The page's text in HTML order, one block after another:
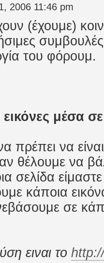
2006 11:46 pm
(έχουμε)
συμβουλές
του φόρουμ.
μέσα
πρέπει να
θέλουμε να
σελίδα
κάποια
σε
ειναι το